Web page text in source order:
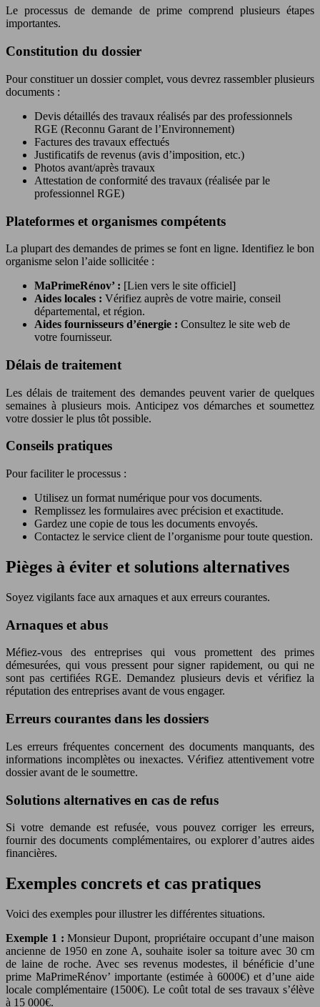
Le processus de demande de prime comprend plusieurs étapes
importantes.
Constitution du dossier
Pour constituer un dossier complet, vous devrez rassembler plusieurs
documents :
Devis détaillés des travaux réalisés par des professionnels
RGE (Reconnu Garant de l’Environnement)
Factures des travaux effectués
Justificatifs de revenus (avis d’imposition, etc.)
Photos avant/après travaux
Attestation de conformité des travaux (réalisée par le
professionnel RGE)
Plateformes et organismes compétents
La plupart des demandes de primes se font en ligne. Identifiez le bon
organisme selon l’aide sollicitée :
MaPrimeRénov’ : [Lien vers le site officiel]
Aides locales : Vérifiez auprès de votre mairie, conseil
départemental, et région.
Aides fournisseurs d’énergie : Consultez le site web de
votre fournisseur.
Délais de traitement
Les délais de traitement des demandes peuvent varier de quelques
semaines à plusieurs mois. Anticipez vos démarches et soumettez
votre dossier le plus tôt possible.
Conseils pratiques
Pour faciliter le processus :
Utilisez un format numérique pour vos documents.
Remplissez les formulaires avec précision et exactitude.
Gardez une copie de tous les documents envoyés.
Contactez le service client de l’organisme pour toute question.
Pièges à éviter et solutions alternatives
Soyez vigilants face aux arnaques et aux erreurs courantes.
Arnaques et abus
Méfiez-vous des entreprises qui vous promettent des primes
démesurées, qui vous pressent pour signer rapidement, ou qui ne
sont pas certifiées RGE. Demandez plusieurs devis et vérifiez la
réputation des entreprises avant de vous engager.
Erreurs courantes dans les dossiers
Les erreurs fréquentes concernent des documents manquants, des
informations incomplètes ou inexactes. Vérifiez attentivement votre
dossier avant de le soumettre.
Solutions alternatives en cas de refus
Si votre demande est refusée, vous pouvez corriger les erreurs,
fournir des documents complémentaires, ou explorer d’autres aides
financières.
Exemples concrets et cas pratiques
Voici des exemples pour illustrer les différentes situations.
Exemple 1 :Monsieur Dupont, propriétaire occupant d’une maison
ancienne de 1950 en zone A, souhaite isoler sa toiture avec 30 cm
de laine de roche. Avec ses revenus modestes, il bénéficie d’une
prime MaPrimeRénov’ importante (estimée à 6000€) et d’une aide
locale complémentaire (1500€). Le coût total de ses travaux s’élève
à 15 000€.